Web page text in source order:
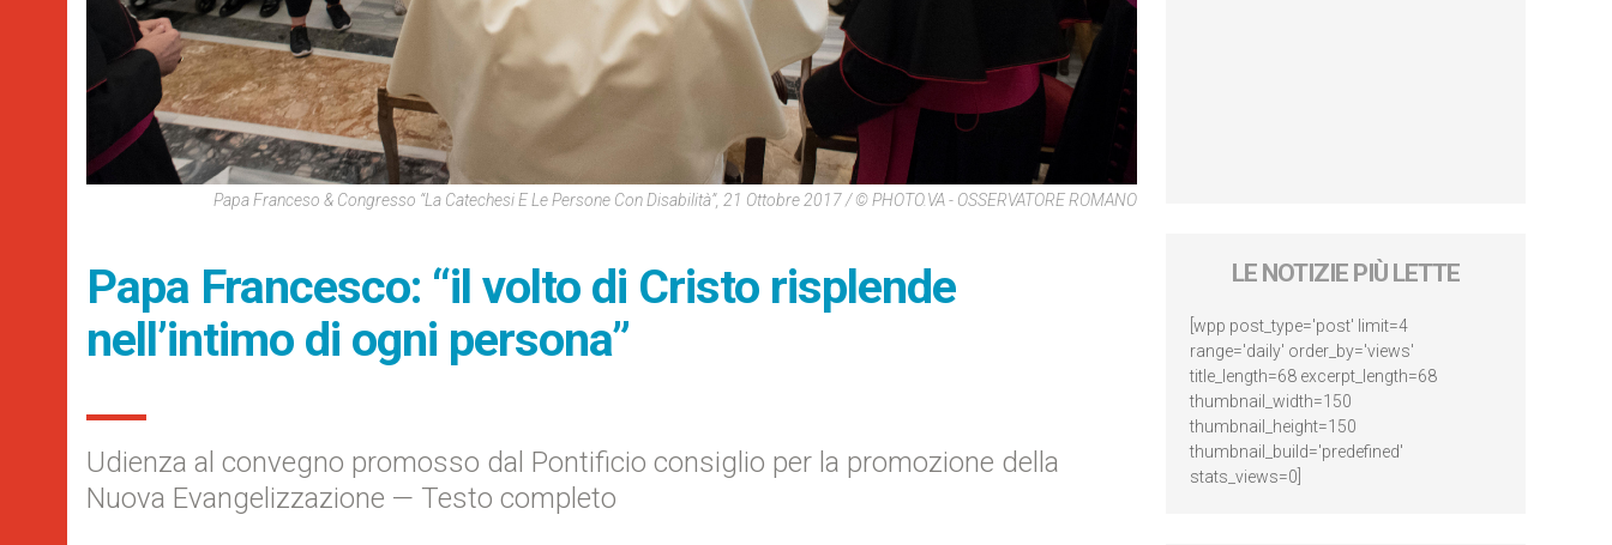
Papa Franceso & Congresso “La Catechesi E Le Persone Con Disabilità”, 21 Ottobre 2017 / © PHOTO.VA - OSSERVATORE ROMANO
Papa Francesco: “il volto di Cristo risplende
nell’intimo di ogni persona”
Udienza al convegno promosso dal Pontificio consiglio per la promozione della
Nuova Evangelizzazione — Testo completo
LE NOTIZIE PIÙ LETTE
[wpp post_type='post' limit=4
range='daily' order_by='views'
title_length=68 excerpt_length=68
thumbnail_width=150
thumbnail_height=150
thumbnail_build='predefined'
stats_views=0]